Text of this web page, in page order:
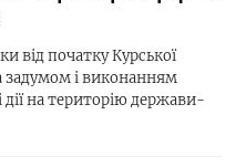
від початку Курської
задумом і виконанням
дії на територію держави-